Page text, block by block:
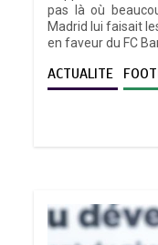
pas là où
Madrid lui faisait
en faveur du FC
ACTUALITE